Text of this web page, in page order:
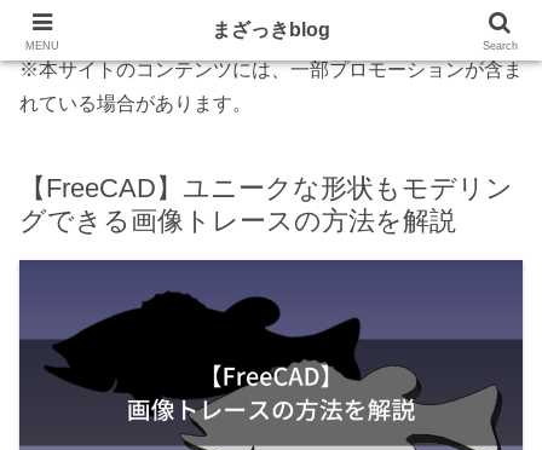
※本サイトのコンテンツには、一部プロモーションが含ま
れている場合があります。
【FreeCAD】ユニークな形状もモデリン
グできる画像トレースの方法を解説
MENU
まざっきblog
Search